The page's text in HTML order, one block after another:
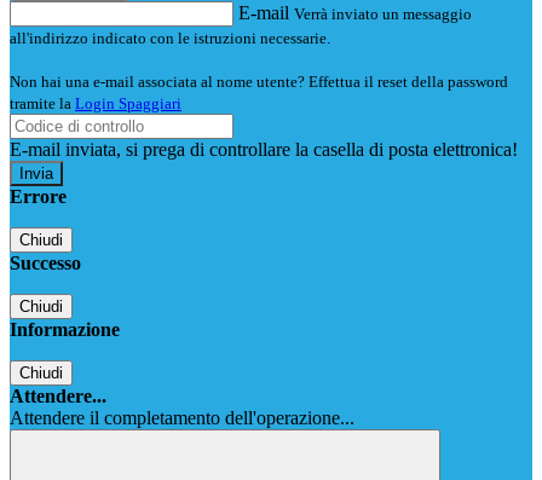
E-mail Verrà inviato un messaggio
all'indirizzo indicato con le istruzioni necessarie.
Non hai una e-mail associata al nome utente? Effettua il reset della password
tramite la Login Spaggiari
E-mail inviata, si prega di controllare la casella di posta elettronica!
Errore
Chiudi
Successo
Chiudi
Informazione
Chiudi
Attendere...
Attendere il completamento dell'operazione...